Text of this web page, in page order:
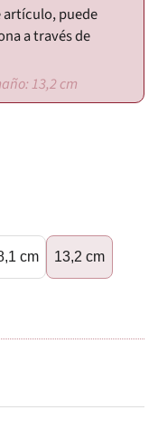
artículo, puede
a través de
13,2 cm
cm 13,2 cm